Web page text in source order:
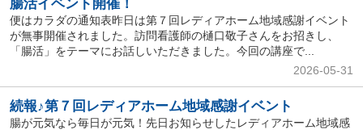
腸活イベント開催！
便はカラダの通知表昨日は第７回レディアホーム地域感謝イベント
が無事開催されました。訪問看護師の樋口敬子さんをお招きし、
「腸活」をテーマにお話しいただきました。今回の講座で...
2026-05-31
続報♪第７回レディアホーム地域感謝イベント
腸が元気なら毎日が元気！先日お知らせしたレディアホーム地域感